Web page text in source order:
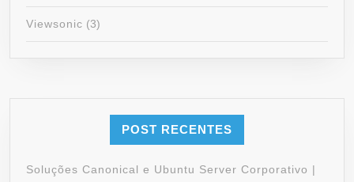
Viewsonic (3)
POST RECENTES
Soluções Canonical e Ubuntu Server Corporativo |